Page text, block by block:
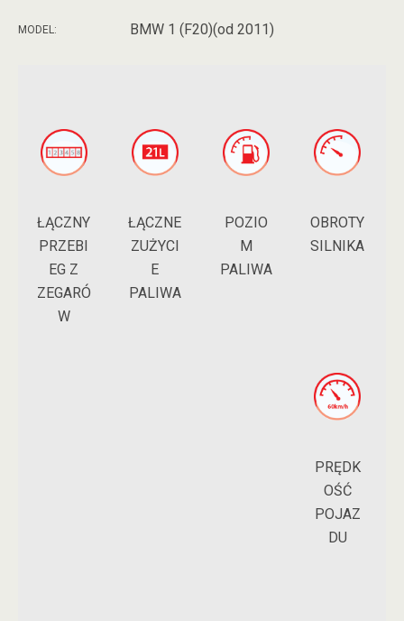
MODEL: BMW 1 (F20)(od 2011)
ŁĄCZNY
PRZEBI
EG Z
ZEGARÓ
W
ŁĄCZNE
ZUŻYCI
E
PALIWA
POZIO
M
PALIWA
OBROTY
SILNIKA
PRĘDK
OŚĆ
POJAZ
DU